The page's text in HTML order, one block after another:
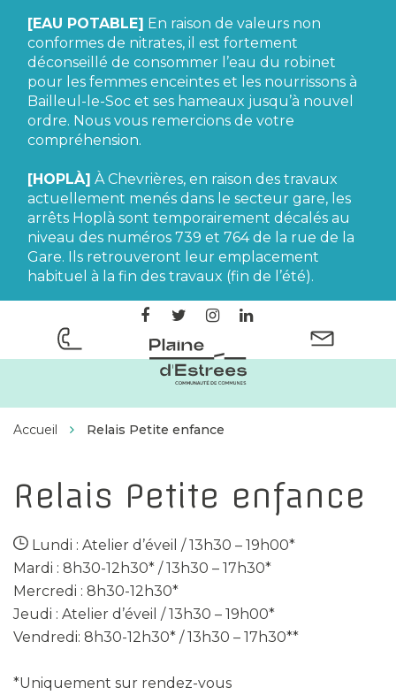
[EAU POTABLE] En raison de valeurs non
conformes de nitrates, il est fortement
déconseillé de consommer l’eau du robinet
pour les femmes enceintes et les nourrissons à
Bailleul-le-Soc et ses hameaux jusqu’à nouvel
ordre. Nous vous remercions de votre
compréhension.
[HOPLÀ] À Chevrières, en raison des travaux
actuellement menés dans le secteur gare, les
arrêts Hoplà sont temporairement décalés au
niveau des numéros 739 et 764 de la rue de la
Gare. Ils retrouveront leur emplacement
habituel à la fin des travaux (fin de l’été).
Lien
vers
le
compte
Facebook
Lien
vers
le
compte
Twitter
Lien
le
compte
Instagram
le
Linkedin
CC
Plaine
d'Estrées
Accueil Relais Petite enfance
Relais Petite enfance
Lundi : Atelier d’éveil / 13h30 – 19h00*
Mardi : 8h30-12h30* / 13h30 – 17h30*
Mercredi : 8h30-12h30*
Jeudi : Atelier d’éveil / 13h30 – 19h00*
Vendredi: 8h30-12h30* / 13h30 – 17h30**
*Uniquement sur rendez-vous